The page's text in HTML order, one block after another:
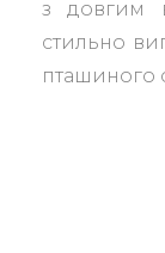
з довгим
стильно
пташиного